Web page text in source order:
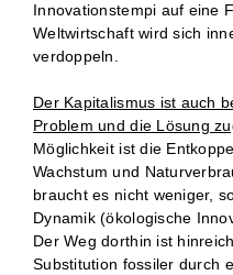
Innovationstempi auf eine
Weltwirtschaft wird sich
verdoppeln.
Der Kapitalismus ist auch
Problem und die Lösung
Möglichkeit ist die
Wachstum und
braucht es nicht weniger,
Dynamik (ökologische
Der Weg dorthin ist
Substitution fossiler durch